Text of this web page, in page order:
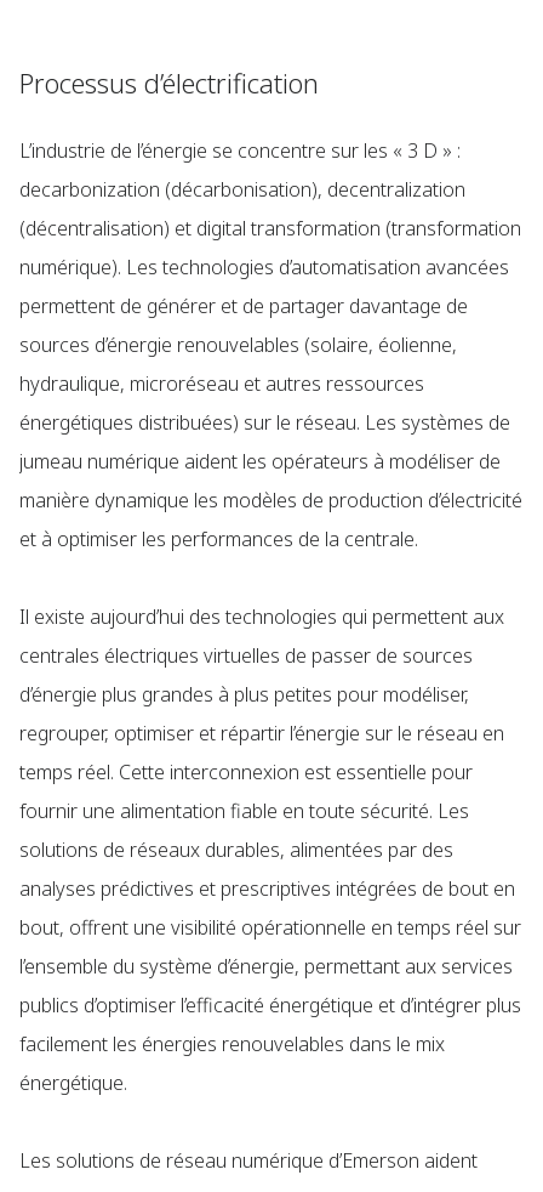
Processus d’électrification
L’industrie de l’énergie se concentre sur les « 3 D » :
decarbonization (décarbonisation), decentralization
(décentralisation) et digital transformation (transformation
numérique). Les technologies d’automatisation avancées
permettent de générer et de partager davantage de
sources d’énergie renouvelables (solaire, éolienne,
hydraulique, microréseau et autres ressources
énergétiques distribuées) sur le réseau. Les systèmes de
jumeau numérique aident les opérateurs à modéliser de
manière dynamique les modèles de production d’électricité
et à optimiser les performances de la centrale.
Il existe aujourd’hui des technologies qui permettent aux
centrales électriques virtuelles de passer de sources
d’énergie plus grandes à plus petites pour modéliser,
regrouper, optimiser et répartir l’énergie sur le réseau en
temps réel. Cette interconnexion est essentielle pour
fournir une alimentation fiable en toute sécurité. Les
solutions de réseaux durables, alimentées par des
analyses prédictives et prescriptives intégrées de bout en
bout, offrent une visibilité opérationnelle en temps réel sur
l’ensemble du système d’énergie, permettant aux services
publics d’optimiser l’efficacité énergétique et d’intégrer plus
facilement les énergies renouvelables dans le mix
énergétique.
Les solutions de réseau numérique d’Emerson aident